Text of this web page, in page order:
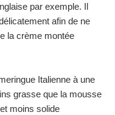
par exemple. Il
afin de ne
la crème montée
Italienne à une
grasse que la mousse
moins solide